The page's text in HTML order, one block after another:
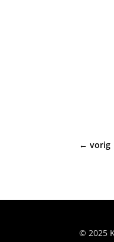
←vorig
© 2025